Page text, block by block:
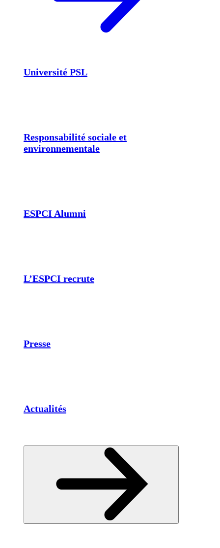
Université PSL
Responsabilité sociale et
environnementale
ESPCI Alumni
L’ESPCI recrute
Presse
Actualités